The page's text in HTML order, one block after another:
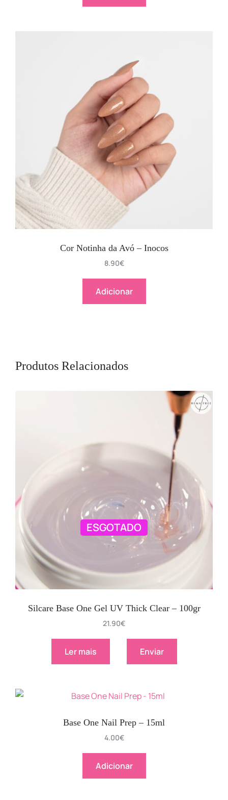
Cor Notinha da Avó – Inocos
8.90€
Adicionar
Produtos Relacionados
ESGOTADO
Silcare Base One Gel UV Thick Clear – 100gr
21.90€
Ler mais Enviar
Base One Nail Prep – 15ml
4.00€
Adicionar